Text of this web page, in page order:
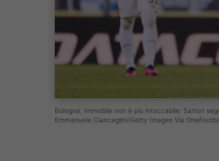
Bologna, Immobile non è più intoccabile: Sartori
Emmanuele Ciancaglini/Getty Images Via